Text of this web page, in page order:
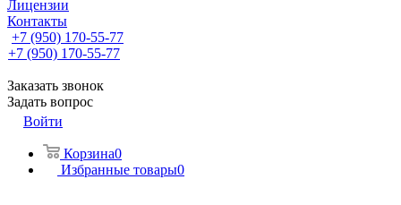
Лицензии
Контакты
+7 (950) 170-55-77
+7 (950) 170-55-77
Заказать звонок
Задать вопрос
Войти
Корзина0
Избранные товары0